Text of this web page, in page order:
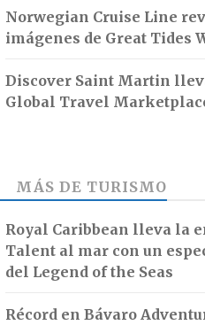
Norwegian Cruise Line
imágenes de Great Tides
Discover Saint Martin
Global Travel
MÁS DE TURISMO
Royal Caribbean lleva la
Talent al mar con un
del Legend of the Seas
Récord en Bávaro